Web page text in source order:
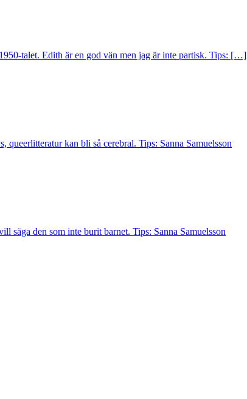
talet. Edith är en god vän men jag är inte partisk. Tips: […]
kan bli så cerebral. Tips: Sanna Samuelsson
säga den som inte burit barnet. Tips: Sanna Samuelsson